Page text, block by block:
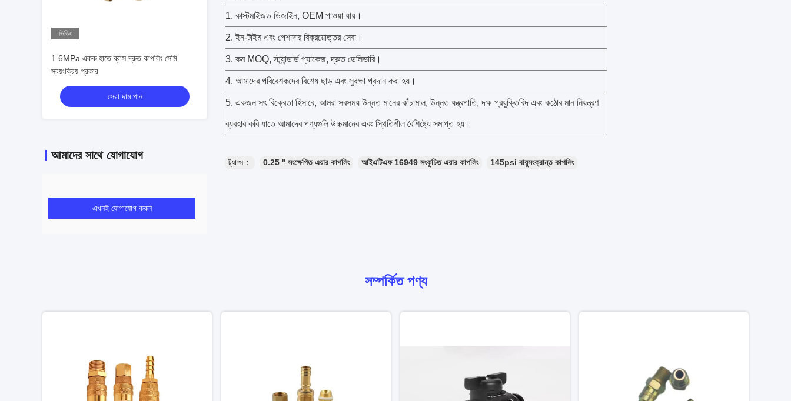
ভিডিও
1.6MPa একক হাতে ব্রাস দ্রুত কাপলিং সেমি
স্বয়ংক্রিয় প্রকার
সেরা দাম পান
আমাদের সাথে যোগাযোগ
এখনই যোগাযোগ করুন
1. কাস্টমাইজড ডিজাইন, OEM পাওয়া যায়।
2. ইন-টাইম এবং পেশাদার বিক্রয়োত্তর সেবা।
3. কম MOQ, স্ট্যান্ডার্ড প্যাকেজ, দ্রুত ডেলিভারি।
4. আমাদের পরিবেশকদের বিশেষ ছাড় এবং সুরক্ষা প্রদান করা হয়।
5. একজন সৎ বিক্রেতা হিসাবে, আমরা সবসময় উন্নত মানের কাঁচামাল, উন্নত যন্ত্রপাতি, দক্ষ প্রযুক্তিবিদ এবং কঠোর মান নিয়ন্ত্রণ
ব্যবহার করি যাতে আমাদের পণ্যগুলি উচ্চমানের এবং স্থিতিশীল বৈশিষ্ট্যে সমাপ্ত হয়।
ট্যাগ্স： 0.25 '' সংক্ষেপিত এয়ার কাপলিং আইএটিএফ 16949 সংকুচিত এয়ার কাপলিং 145psi বায়ুসংক্রান্ত কাপলিং
সম্পর্কিত পণ্য